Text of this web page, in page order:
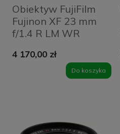
Obiektyw FujiFilm
Fujinon XF 23 mm
f/1.4 R LM WR
4 170,00 zł
Do koszyka